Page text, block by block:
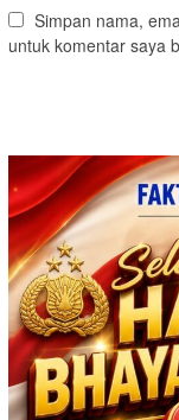
Simpan nama,
untuk komentar saya